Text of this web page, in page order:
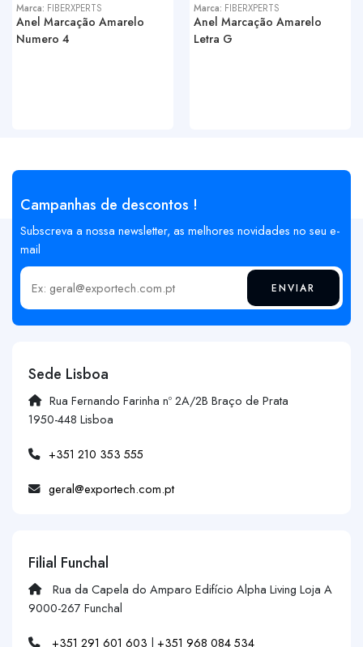
Marca: FIBERXPERTS
Anel Marcação Amarelo
Numero 4
Marca: FIBERXPERTS
Anel Marcação Amarelo
Letra G
Campanhas de descontos !
Subscreva a nossa newsletter, as melhores novidades no seu e-
mail
Insira o seu email ENVIAR
Sede Lisboa
Rua Fernando Farinha nº 2A/2B Braço de Prata
1950-448 Lisboa
+351 210 353 555
geral@exportech.com.pt
Filial Funchal
Rua da Capela do Amparo Edifício Alpha Living Loja A
9000-267 Funchal
+351 291 601 603 | +351 968 084 534